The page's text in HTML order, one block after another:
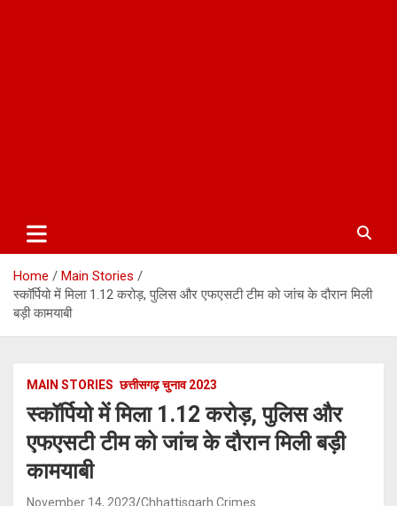
Home
Main Stories
स्कॉर्पियो में मिला 1.12 करोड़, पुलिस और एफएसटी टीम को जांच के दौरान मिली
बड़ी कामयाबी
MAIN STORIES छत्तीसगढ़ चुनाव 2023
स्कॉर्पियो में मिला 1.12 करोड़, पुलिस और
एफएसटी टीम को जांच के दौरान मिली बड़ी
कामयाबी
November 14, 2023 Chhattisgarh Crimes